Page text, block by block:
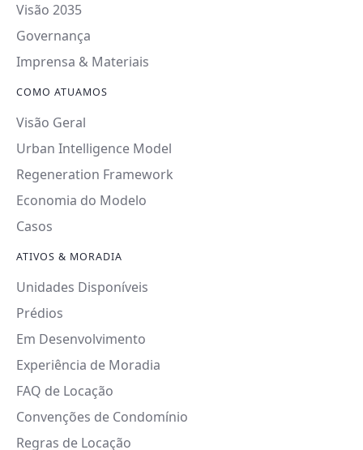
Visão 2035
Governança
Imprensa & Materiais
COMO ATUAMOS
Visão Geral
Urban Intelligence Model
Regeneration Framework
Economia do Modelo
Casos
ATIVOS & MORADIA
Unidades Disponíveis
Prédios
Em Desenvolvimento
Experiência de Moradia
FAQ de Locação
Convenções de Condomínio
Regras de Locação